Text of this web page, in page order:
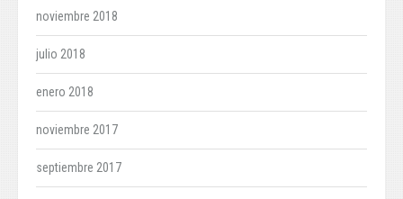
noviembre 2018
julio 2018
enero 2018
noviembre 2017
septiembre 2017